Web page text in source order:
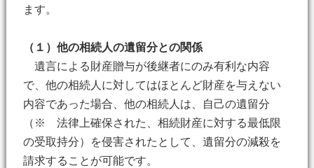
ます。
（１）他の相続人の遺留分との関係
遺言による財産贈与が後継者にのみ有利な内容
で、他の相続人に対してはほとんど財産を与えない
内容であった場合、他の相続人は、自己の遺留分
（※ 法律上確保された、相続財産に対する最低限
の受取持分）を侵害されたとして、遺留分の減殺を
請求することが可能です。